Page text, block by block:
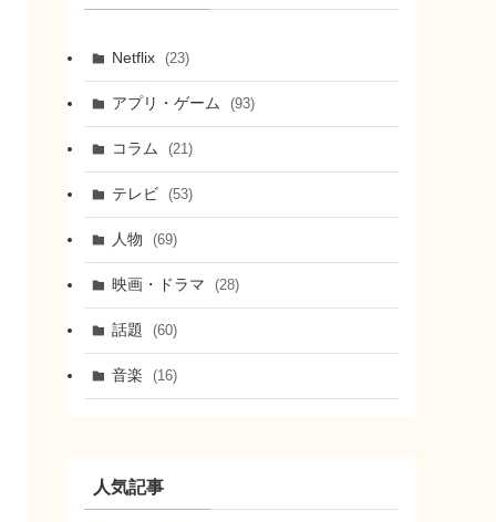
Netflix (23)
アプリ・ゲーム (93)
コラム (21)
テレビ (53)
人物 (69)
映画・ドラマ (28)
話題 (60)
音楽 (16)
人気記事